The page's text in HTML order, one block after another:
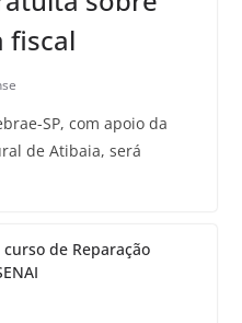
fiscal
SP, com apoio da
de Atibaia, será
de Reparação